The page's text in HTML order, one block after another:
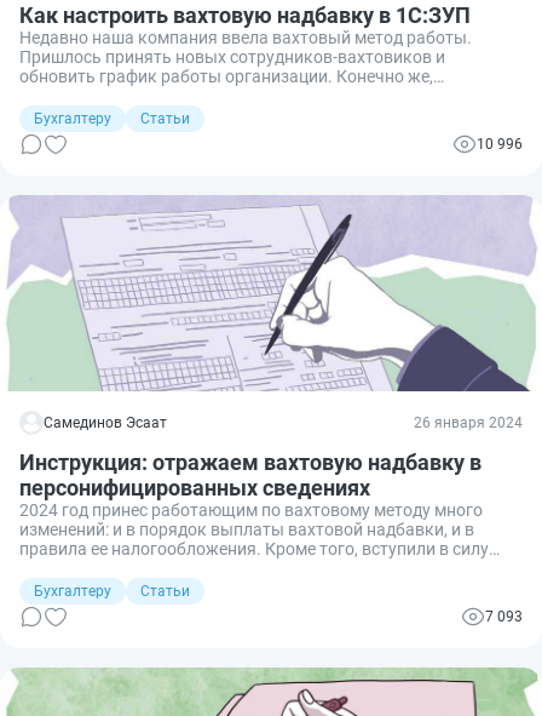
Как настроить вахтовую надбавку в 1С:ЗУП
Недавно наша компания ввела вахтовый метод работы.
Пришлось принять новых сотрудников-вахтовиков и
обновить график работы организации. Конечно же,
посоветовались с разработчиками и запустили вахтовый
цикл в своей рабочей программе. Особое внимание уделили
вахтовой надбавке.
Бухгалтеру
Статьи
10 996
Самединов Эсаат 26 января 2024
Инструкция: отражаем вахтовую надбавку в
персонифицированных сведениях
2024 год принес работающим по вахтовому методу много
изменений: и в порядок выплаты вахтовой надбавки, и в
правила ее налогообложения. Кроме того, вступили в силу
(РСВ) и к порядку его заполнения. Рассмотрим, как в
изменившихся условиях правильно отразить вахтовую
надбавку в РСВ и персонифицированных сведениях раздела 3
Бухгалтеру
Статьи
7 093